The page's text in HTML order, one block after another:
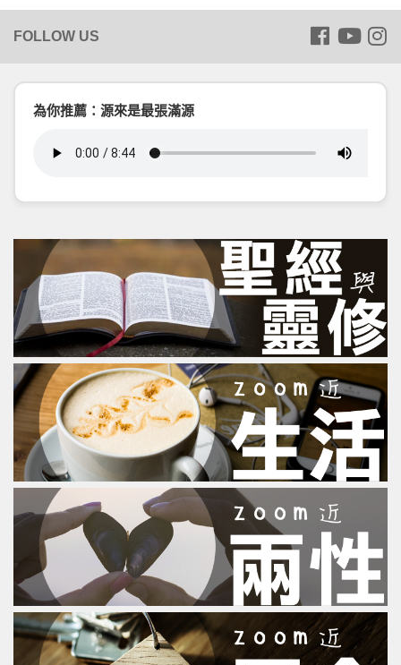
為你推薦：源來是最張滿源